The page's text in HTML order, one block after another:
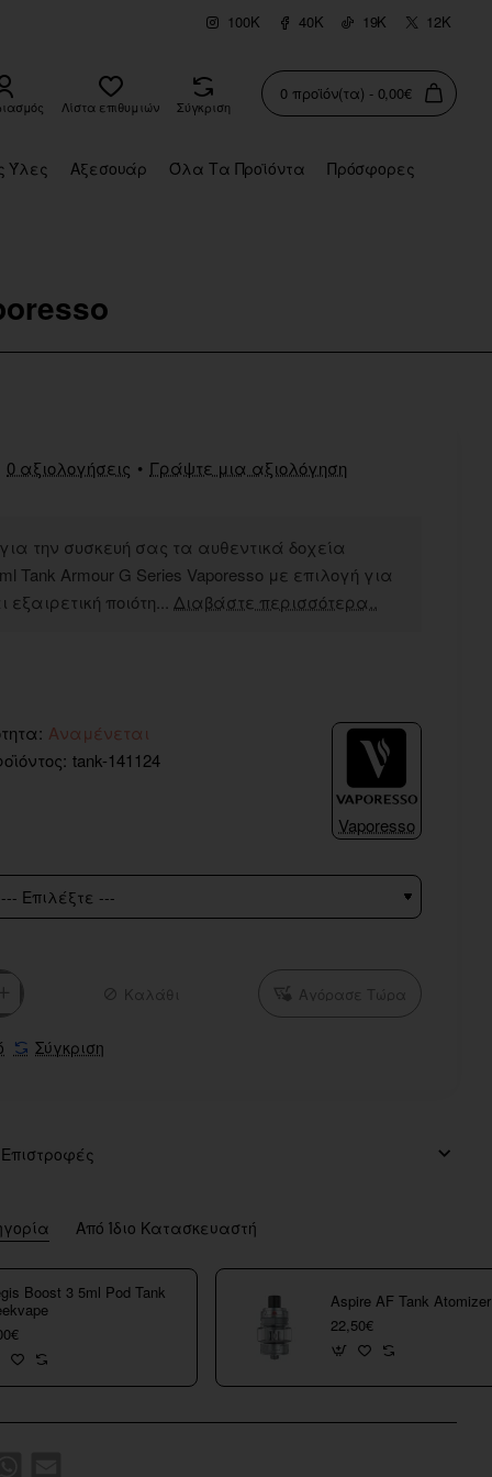
100K 40K 19K 12K
Λίστα επιθυμιών Σύγκριση
0 προϊόν(τα) - 0,00€
Ύλες Αξεσουάρ Όλα Τα Προϊόντα Πρόσφορες
την συσκευή σας τα αυθεντικά δοχεία
Tank Armour G Series Vaporesso με επιλογή για
εξαιρετική ποιότη... Διαβάστε περισσότερα..
0 αξιολογήσεις • Γράψτε μια αξιολόγηση
Αναμένεται
tank-141124
Vaporesso
Καλάθι Αγόρασε Τώρα
Σύγκριση
Από Ίδιο Κατασκευαστή
Boost 3 5ml Pod Tank
Aspire AF Tank Atomizer
22,50€